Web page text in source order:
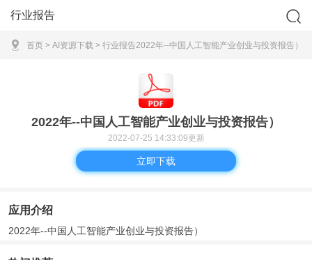
行业报告
首页 > AI资源下载 > 行业报告2022年--中国人工智能产业创业与投资报告）
2022年--中国人工智能产业创业与投资报告）
2022-07-25 14:33:09更新
立即下载
应用介绍
2022年--中国人工智能产业创业与投资报告）